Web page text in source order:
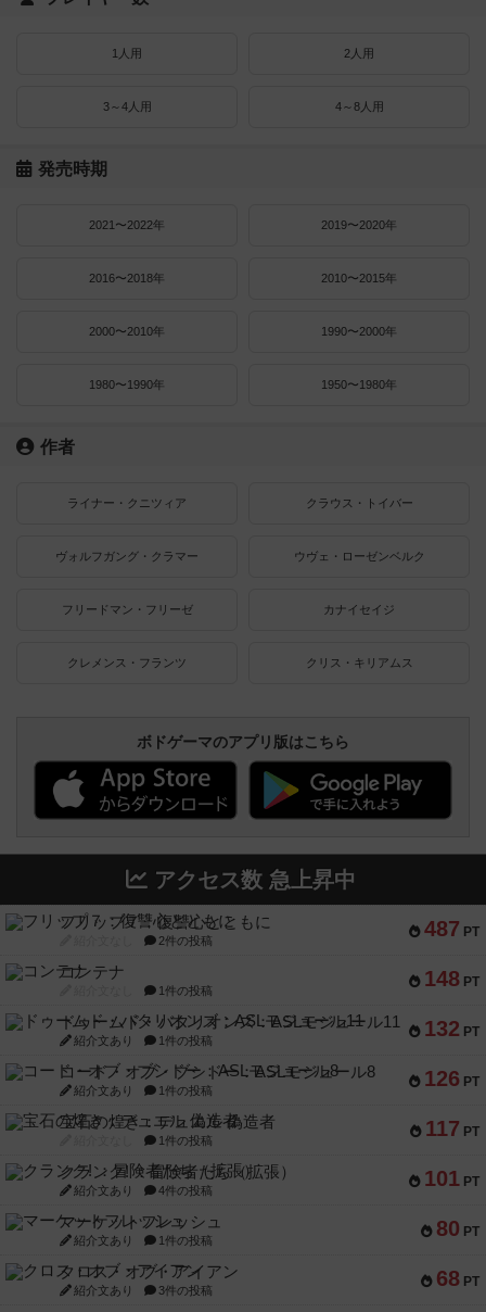
1人用 2人用
3～4人用 4～8人用
発売時期
2021〜2022年 2019〜2020年
2016〜2018年 2010〜2015年
2000〜2010年 1990〜2000年
1980〜1990年 1950〜1980年
作者
ライナー・クニツィア クラウス・トイバー
ヴォルフガング・クラマー ウヴェ・ローゼンベルク
フリードマン・フリーゼ カナイセイジ
クレメンス・フランツ クリス・キリアムス
ボドゲーマのアプリ版はこちら
アクセス数 急上昇中
487 PT
フリップ７：復讐心とともに
2件の投稿
148 PT
コンテナ
1件の投稿
132 PT
ドゥームド・バタリオンズ：ASLモジュール11
紹介文あり 1件の投稿
126 PT
コード・オブ・ブシドー：ASLモジュール8
紹介文あり 1件の投稿
117 PT
宝石の煌き：デュエル 偽造者
1件の投稿
101 PT
クランク! ：冒険者たち（拡張）
紹介文あり 4件の投稿
80 PT
マーケットフレッシュ
紹介文あり 1件の投稿
68 PT
クロス・オブ・アイアン
紹介文あり 3件の投稿